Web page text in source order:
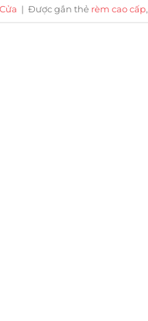
| Được gắn thẻ rèm cao cấp,